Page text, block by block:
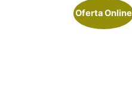
Oferta Online